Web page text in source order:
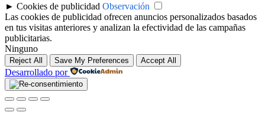
► Cookies de publicidad Observación
Las cookies de publicidad ofrecen anuncios personalizados basados
en tus visitas anteriores y analizan la efectividad de las campañas
publicitarias.
Ninguno
Reject All Save My Preferences Accept All
Desarrollado por